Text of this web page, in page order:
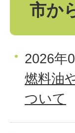
市か
2026年
燃料油
ついて